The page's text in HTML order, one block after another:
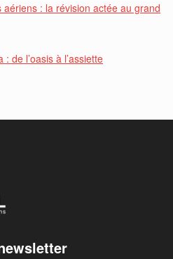
aériens : la révision actée au grand
de l’oasis à l’assiette